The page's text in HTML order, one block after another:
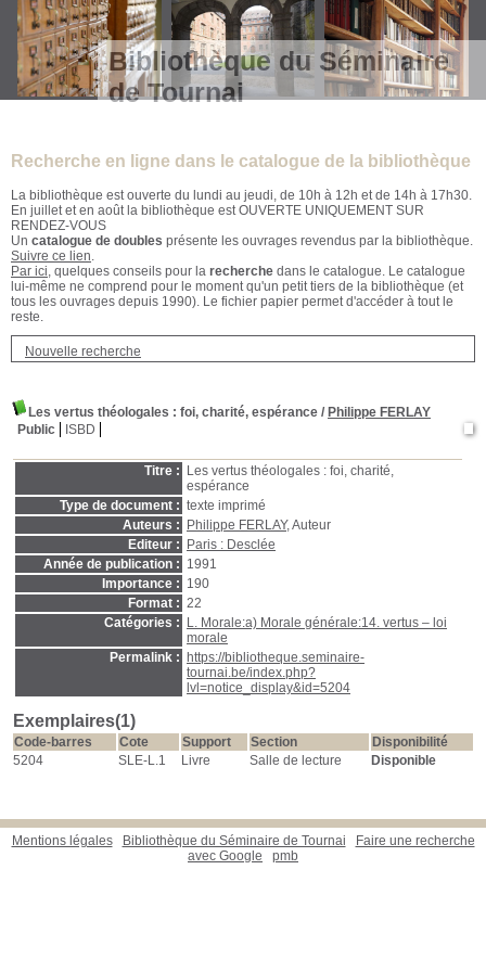
Bibliothèque du Séminaire
de Tournai
Recherche en ligne dans le catalogue de la bibliothèque
La bibliothèque est ouverte du lundi au jeudi, de 10h à 12h et de 14h à 17h30.
En juillet et en août la bibliothèque est OUVERTE UNIQUEMENT SUR
RENDEZ-VOUS
Un catalogue de doubles présente les ouvrages revendus par la bibliothèque.
Suivre ce lien.
Par ici, quelques conseils pour la recherche dans le catalogue. Le catalogue
lui-même ne comprend pour le moment qu'un petit tiers de la bibliothèque (et
tous les ouvrages depuis 1990). Le fichier papier permet d'accéder à tout le
reste.
Nouvelle recherche
Les vertus théologales : foi, charité, espérance / Philippe FERLAY
Public
ISBD
Titre :
Les vertus théologales : foi, charité,
espérance
Type de document : texte imprimé
Auteurs :
Philippe FERLAY, Auteur
Editeur :
Paris : Desclée
Année de publication : 1991
Importance : 190
Format : 22
Catégories :
L. Morale:a) Morale générale:14. vertus – loi
morale
Permalink :
https://bibliotheque.seminaire-
tournai.be/index.php?
lvl=notice_display&id=5204
Exemplaires(1)
Code-barres Cote Support Section
Disponibilité
5204
SLE-L.1 Livre Salle de lecture Disponible
Mentions légales Bibliothèque du Séminaire de Tournai
Faire une recherche
avec Google
pmb